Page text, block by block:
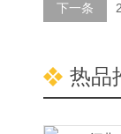
下一条
热品